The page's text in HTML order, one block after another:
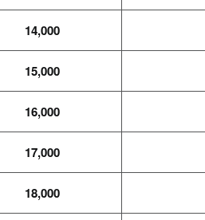
14,000
15,000
16,000
17,000
18,000